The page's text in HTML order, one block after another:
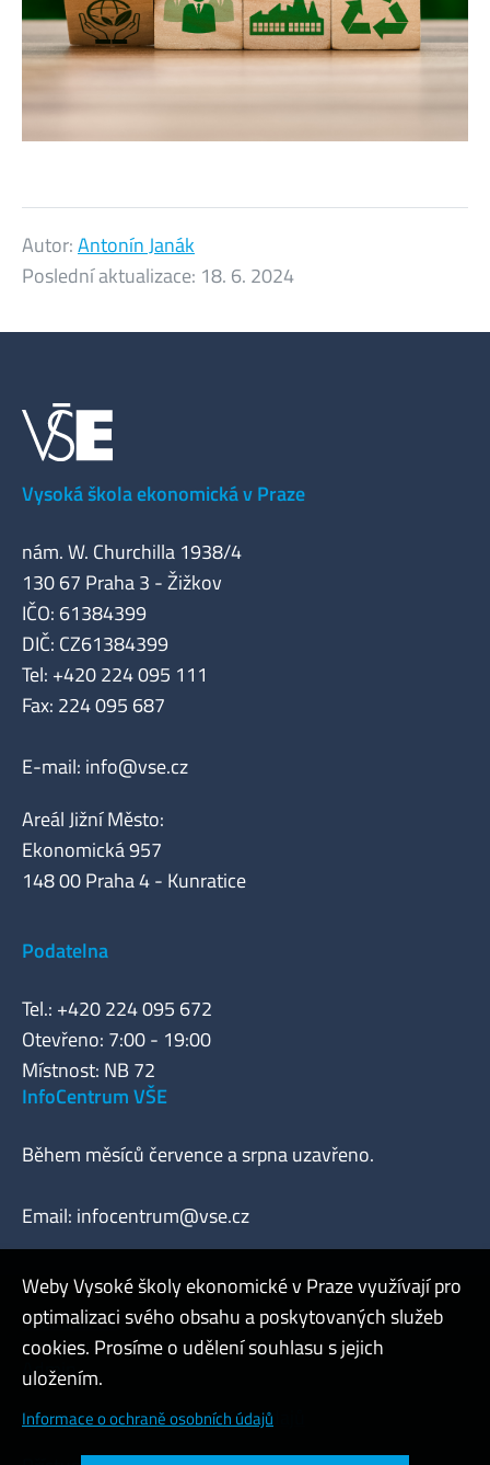
Autor:Antonín Janák
Poslední aktualizace: 18. 6. 2024
Vysoká škola ekonomická v Praze
nám. W. Churchilla 1938/4
130 67 Praha 3 - Žižkov
IČO: 61384399
DIČ: CZ61384399
Tel: +420 224 095 111
Fax: 224 095 687
E-mail: info@vse.cz
Areál Jižní Město:
Ekonomická 957
148 00 Praha 4 - Kunratice
Podatelna
Tel.: +420 224 095 672
Otevřeno: 7:00 - 19:00
Místnost: NB 72
InfoCentrum VŠE
Během měsíců července a srpna uzavřeno.
Email: infocentrum@vse.cz
Webmaster
Admin
Cookies a ochrana osobních údajů
Weby Vysoké školy ekonomické v Praze využívají pro
optimalizaci svého obsahu a poskytovaných služeb
cookies. Prosíme o udělení souhlasu s jejich
uložením.
Informace o ochraně osobních údajů